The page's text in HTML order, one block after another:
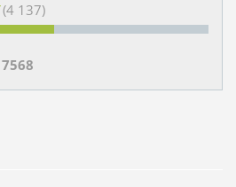
(4 137)
7568